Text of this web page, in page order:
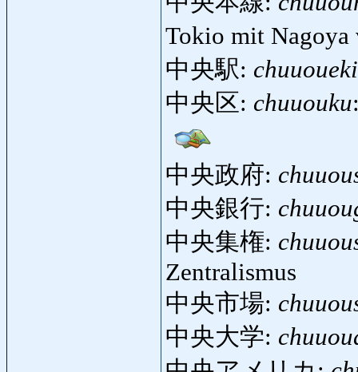
Tokio mit
中央駅: chuuoueki
中央区: chuuouku
中央政府:
中央銀行:
中央集権:
Zentralismus
中央市場:
中央大学: